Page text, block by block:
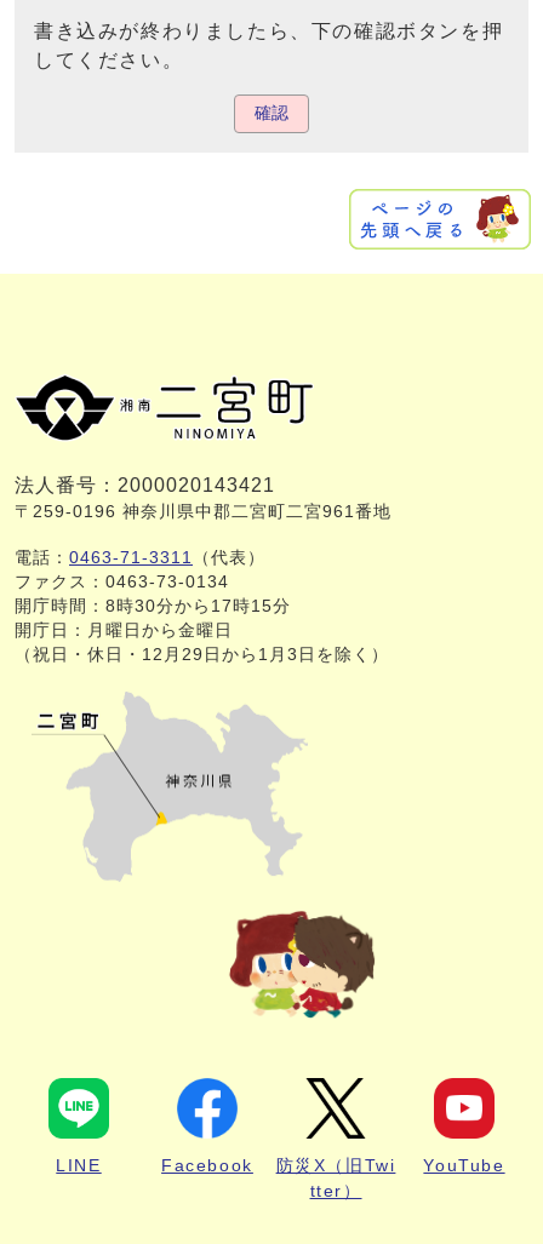
書き込みが終わりましたら、下の確認ボタンを押
してください。
確認
法人番号：2000020143421
〒259-0196 神奈川県中郡二宮町二宮961番地
電話： 0463-71-3311
（代表）
ファクス：0463-73-0134
開庁時間：8時30分から17時15分
開庁日：月曜日から金曜日
（祝日・休日・12月29日から1月3日を除く）
LINE Facebook
防災X（旧Twi
tter）
YouTube